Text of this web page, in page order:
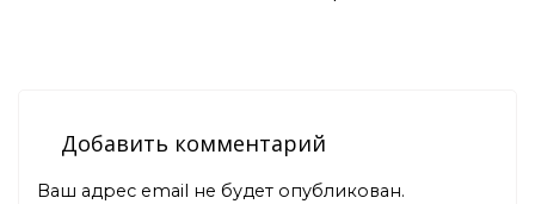
Добавить комментарий
Ваш адрес email не будет опубликован.